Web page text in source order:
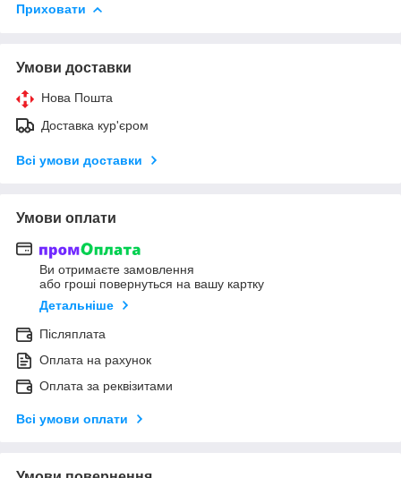
Приховати
Умови доставки
Нова Пошта
Доставка кур'єром
Всі умови доставки
Умови оплати
Ви отримаєте замовлення
або гроші повернуться на вашу картку
Детальніше
Післяплата
Оплата на рахунок
Оплата за реквізитами
Всі умови оплати